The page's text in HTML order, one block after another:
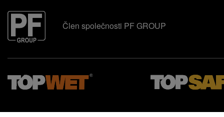
Člen společnosti PF GROUP